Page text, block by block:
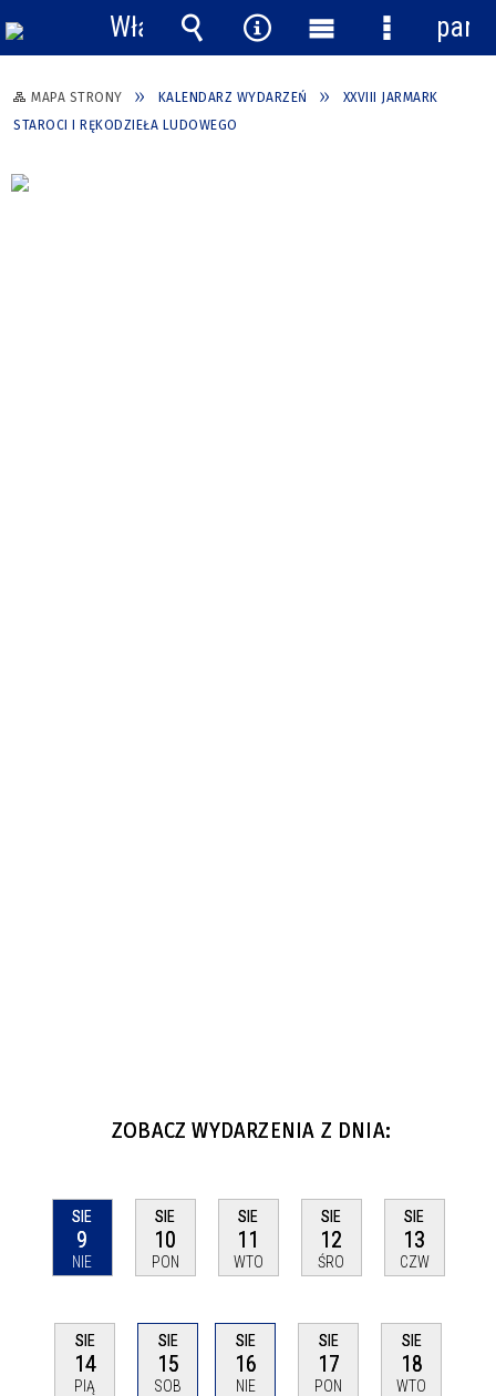
MAPA STRONY KALENDARZ WYDARZEŃ
XXVIII JARMARK
STAROCI I RĘKODZIEŁA LUDOWEGO
ZOBACZ WYDARZENIA Z DNIA:
SIE
9
NIE
SIE
10
PON
SIE
11
WTO
SIE
12
ŚRO
SIE
13
CZW
SIE
14
PIĄ
SIE
15
SOB
SIE
16
NIE
SIE
17
PON
SIE
18
WTO
Włącz
powiadomienia
Wyszukiwarka
Narzędzia
Menu
główne
Menu
panel